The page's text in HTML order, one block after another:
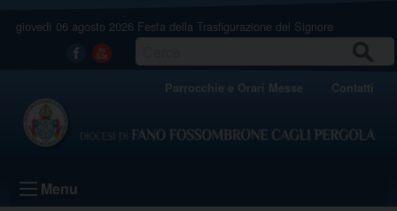
giovedì 06 agosto 2026 Festa della Trasfigurazione del Signore
Facebook
Youtube
Parrocchie e Orari Messe Contatti
Menu